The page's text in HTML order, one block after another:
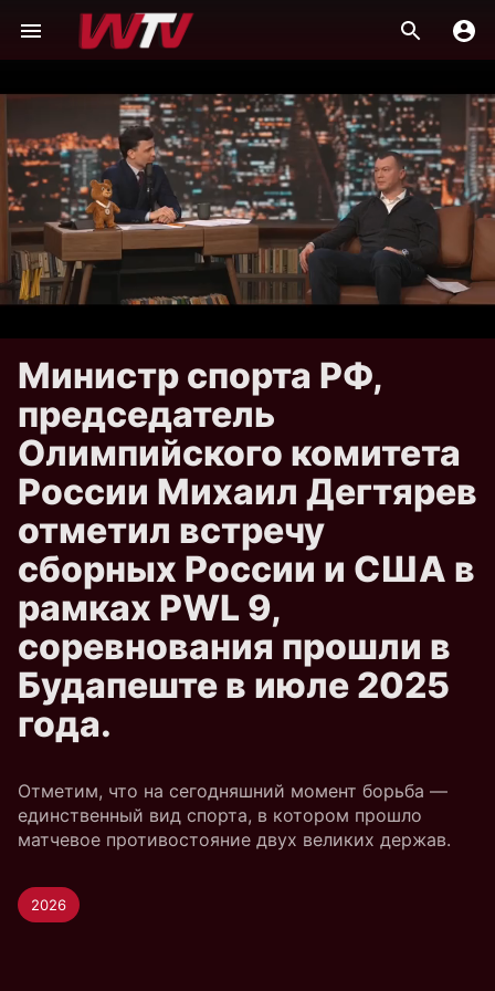
Министр спорта РФ,
председатель
Олимпийского комитета
России Михаил Дегтярев
отметил встречу
сборных России и США в
рамках PWL 9,
соревнования прошли в
Будапеште в июле 2025
года.
Отметим, что на сегодняшний момент борьба —
единственный вид спорта, в котором прошло
матчевое противостояние двух великих держав.
2026